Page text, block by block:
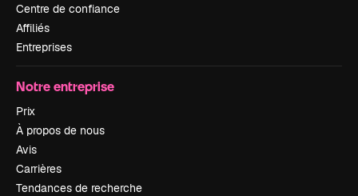
Centre de confiance
Affiliés
Entreprises
Notre entreprise
Prix
À propos de nous
Avis
Carrières
Tendances de recherche